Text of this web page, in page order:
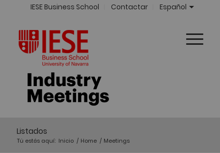
IESE Business School Contactar Español
Listados
Tú estás aquí: Inicio / Home / Meetings